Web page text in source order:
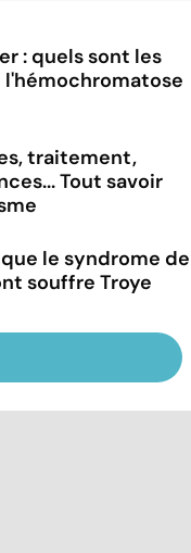
: quels sont les
l'hémochromatose
traitement,
Tout savoir
le syndrome de
souffre Troye